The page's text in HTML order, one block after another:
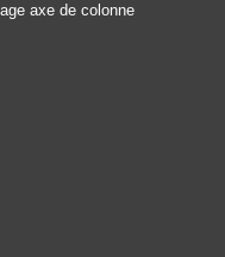
axe de colonne